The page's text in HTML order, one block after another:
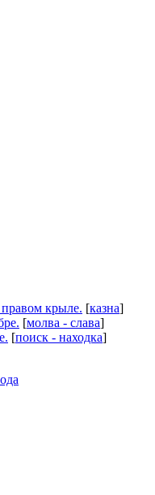
правом крыле. [казна]
[молва - слава]
[поиск - находка]